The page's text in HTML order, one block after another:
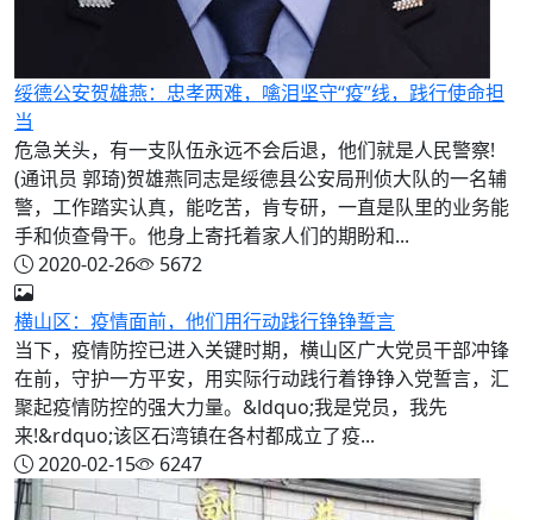
绥德公安贺雄燕：忠孝两难，噙泪坚守“疫”线，践行使命担
当
危急关头，有一支队伍永远不会后退，他们就是人民警察!
(通讯员 郭琦)贺雄燕同志是绥德县公安局刑侦大队的一名辅
警，工作踏实认真，能吃苦，肯专研，一直是队里的业务能
手和侦查骨干。他身上寄托着家人们的期盼和...
2020-02-26
5672
横山区：疫情面前，他们用行动践行铮铮誓言
当下，疫情防控已进入关键时期，横山区广大党员干部冲锋
在前，守护一方平安，用实际行动践行着铮铮入党誓言，汇
聚起疫情防控的强大力量。&ldquo;我是党员，我先
来!&rdquo;该区石湾镇在各村都成立了疫...
2020-02-15
6247